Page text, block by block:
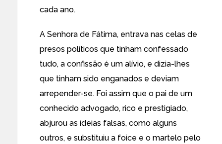
cada ano.
A Senhora de Fátima, entrava nas celas de
presos políticos que tinham confessado
tudo, a confissão é um alívio, e dizia-lhes
que tinham sido enganados e deviam
arrepender-se. Foi assim que o pai de um
conhecido advogado, rico e prestigiado,
abjurou as ideias falsas, como alguns
outros, e substituiu a foice e o martelo pelo